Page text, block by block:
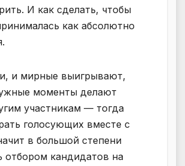
И как сделать, чтобы
как абсолютно
и мирные выигрывают,
моменты делают
участникам — тогда
голосующих вместе с
в большой степени
отбором кандидатов на